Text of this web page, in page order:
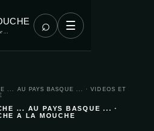
… ⌕ ☰
... AU PAYS BASQUE ... ·VIDEOS ET
... AU PAYS BASQUE ... ·
A LA MOUCHE